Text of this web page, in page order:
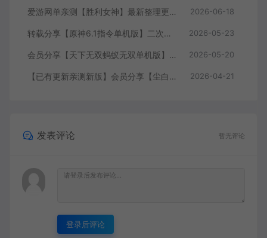
爱游网单亲测【胜利女神】最新整理更新第6版NIKKE胜利女神妮姬单机版方舟活动147版本官服GM可无限抽卡全剧情免虚拟机一键端视频安装教学 2026-06-18
转载分享【原神6.1指令单机版】二次元网游单机版 指令模拟端 登录 战斗 地图 魔物 背包 抽卡 商店 MOD 未亲测图文教学 2026-05-23
会员分享【天下无双蚂蚁无双单机版】最新整理单机版本 带GM命令后台 武侠怀旧网游 免虚拟机一键端 配套视频教学 2026-05-20
【已有更新亲测新版】会员分享【尘白单机版】二次元射击类网游单机版一键端 2026-04-21
发表评论 暂无评论
登录后评论